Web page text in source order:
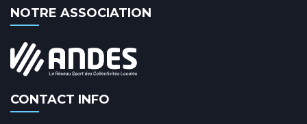
NOTRE ASSOCIATION
CONTACT INFO